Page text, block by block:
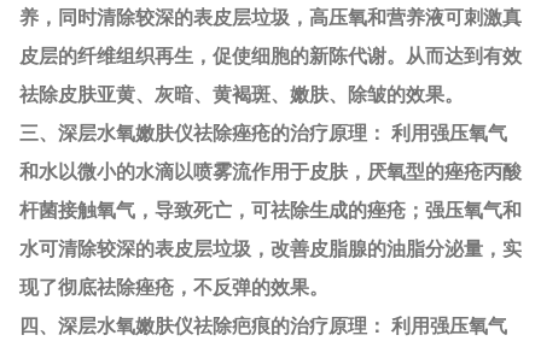
养，同时清除较深的表皮层垃圾，高压氧和营养液可刺激真
皮层的纤维组织再生，促使细胞的新陈代谢。从而达到有效
祛除皮肤亚黄、灰暗、黄褐斑、嫩肤、除皱的效果。
三、深层水氧嫩肤仪祛除痤疮的治疗原理： 利用强压氧气
和水以微小的水滴以喷雾流作用于皮肤，厌氧型的痤疮丙酸
杆菌接触氧气，导致死亡，可祛除生成的痤疮；强压氧气和
水可清除较深的表皮层垃圾，改善皮脂腺的油脂分泌量，实
现了彻底祛除痤疮，不反弹的效果。
四、深层水氧嫩肤仪祛除疤痕的治疗原理： 利用强压氧气